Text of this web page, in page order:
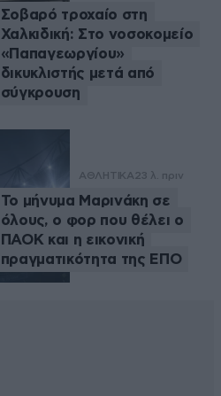
Σοβαρό τροχαίο στη
Χαλκιδική: Στο νοσοκομείο
«Παπαγεωργίου»
δικυκλιστής μετά από
σύγκρουση
ΑΘΛΗΤΙΚΑ23 λ. πριν
Το μήνυμα Μαρινάκη σε
όλους, ο φορ που θέλει ο
ΠΑΟΚ και η εικονική
πραγματικότητα της ΕΠΟ